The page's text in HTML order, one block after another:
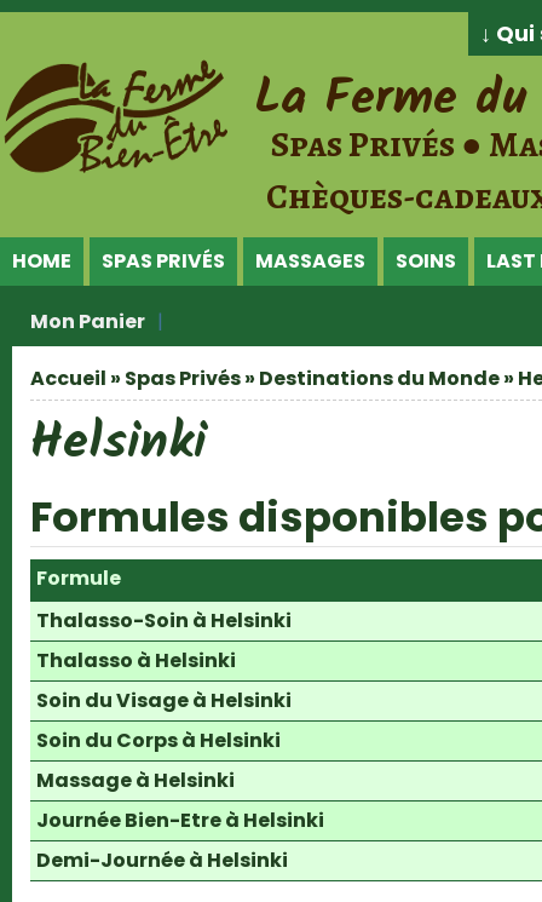
Jump to Content
↓
La Ferme
Spas Privés ●
Chèques-
HOME SPAS PRIVÉS MASSAGES SOINS LAST
Mon Panier
Vous êtes ici
Accueil » Spas Privés» Destinations du Monde»
Helsinki
Formules disponibles
Formule
Thalasso-Soin à Helsinki
Thalasso à Helsinki
Soin du Visage à Helsinki
Soin du Corps à Helsinki
Massage à Helsinki
Journée Bien-Etre à Helsinki
Demi-Journée à Helsinki